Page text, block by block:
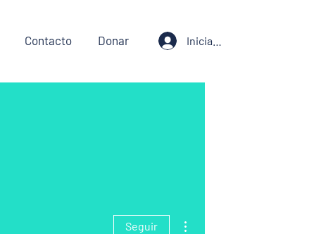
Contacto Donar Iniciar sesión
Seguir